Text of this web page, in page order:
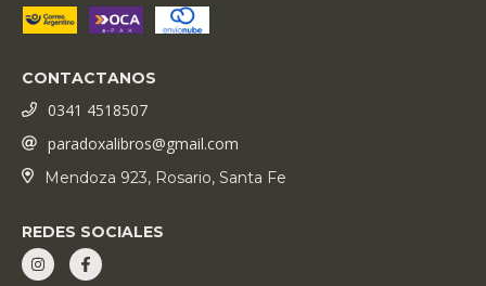
CONTACTANOS
0341 4518507
paradoxalibros@gmail.com
Mendoza 923, Rosario, Santa Fe
REDES SOCIALES